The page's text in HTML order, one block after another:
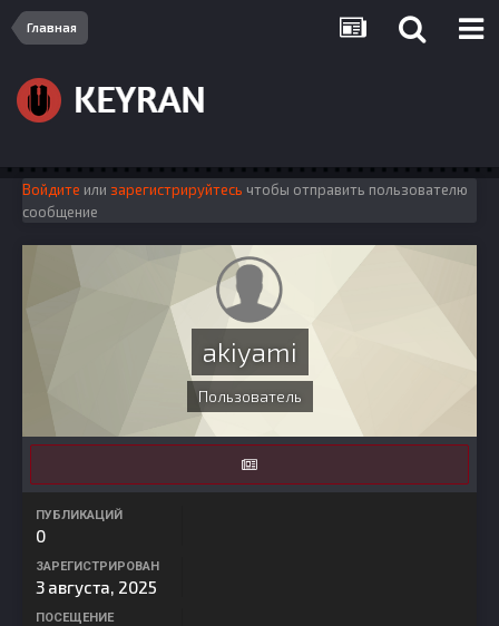
Главная
Войдите или зарегистрируйтесь чтобы отправить пользователю
сообщение
akiyami
Пользователь
ПУБЛИКАЦИЙ
0
ЗАРЕГИСТРИРОВАН
3 августа, 2025
ПОСЕЩЕНИЕ